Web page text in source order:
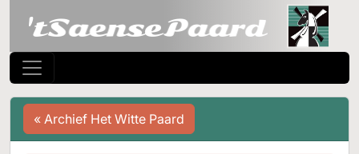
« Archief Het Witte Paard